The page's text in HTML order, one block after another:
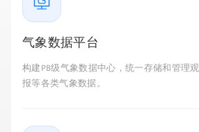
气象数据平台
构建PB级气象数据中心，统一存储和管理
报等各类气象数据。